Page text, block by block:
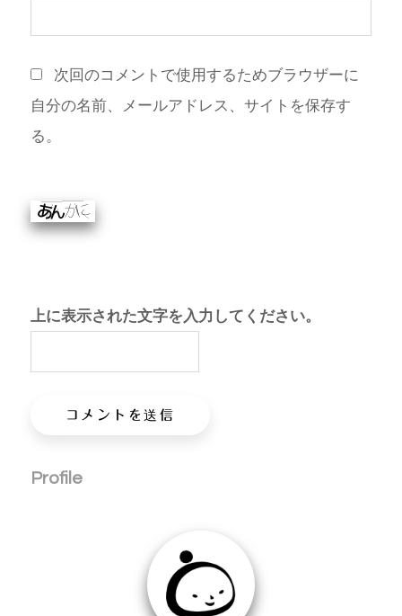
次回のコメントで使用するためブラウザーに
自分の名前、メールアドレス、サイトを保存す
る。
上に表示された文字を入力してください。
Profile